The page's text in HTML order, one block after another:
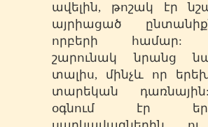
ավելին, թոշակ էր
այրիացած
որբերի համար:
շարունակ նրանց
տալիս, մինչև որ
տարեկան
օգնում էր